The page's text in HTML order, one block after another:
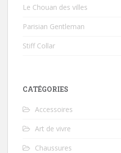
Le Chouan des villes
Parisian Gentleman
Stiff Collar
CATÉGORIES
Accessoires
Art de vivre
Chaussures